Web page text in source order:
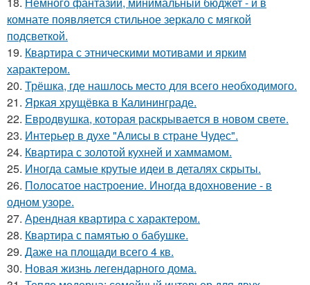
комнате появляется стильное зеркало с мягкой
подсветкой.
19. Квартира с этническими мотивами и ярким
характером.
20. Трёшка, где нашлось место для всего необходимого.
21. Яркая хрущёвка в Калининграде.
22. Евродвушка, которая раскрывается в новом свете.
23. Интерьер в духе "Алисы в стране Чудес".
24. Квартира с золотой кухней и хаммамом.
25. Иногда самые крутые идеи в деталях скрыты.
26. Полосатое настроение. Иногда вдохновение - в
одном узоре.
27. Арендная квартира с характером.
28. Квартира с памятью о бабушке.
29. Даже на площади всего 4 кв.
30. Новая жизнь легендарного дома.